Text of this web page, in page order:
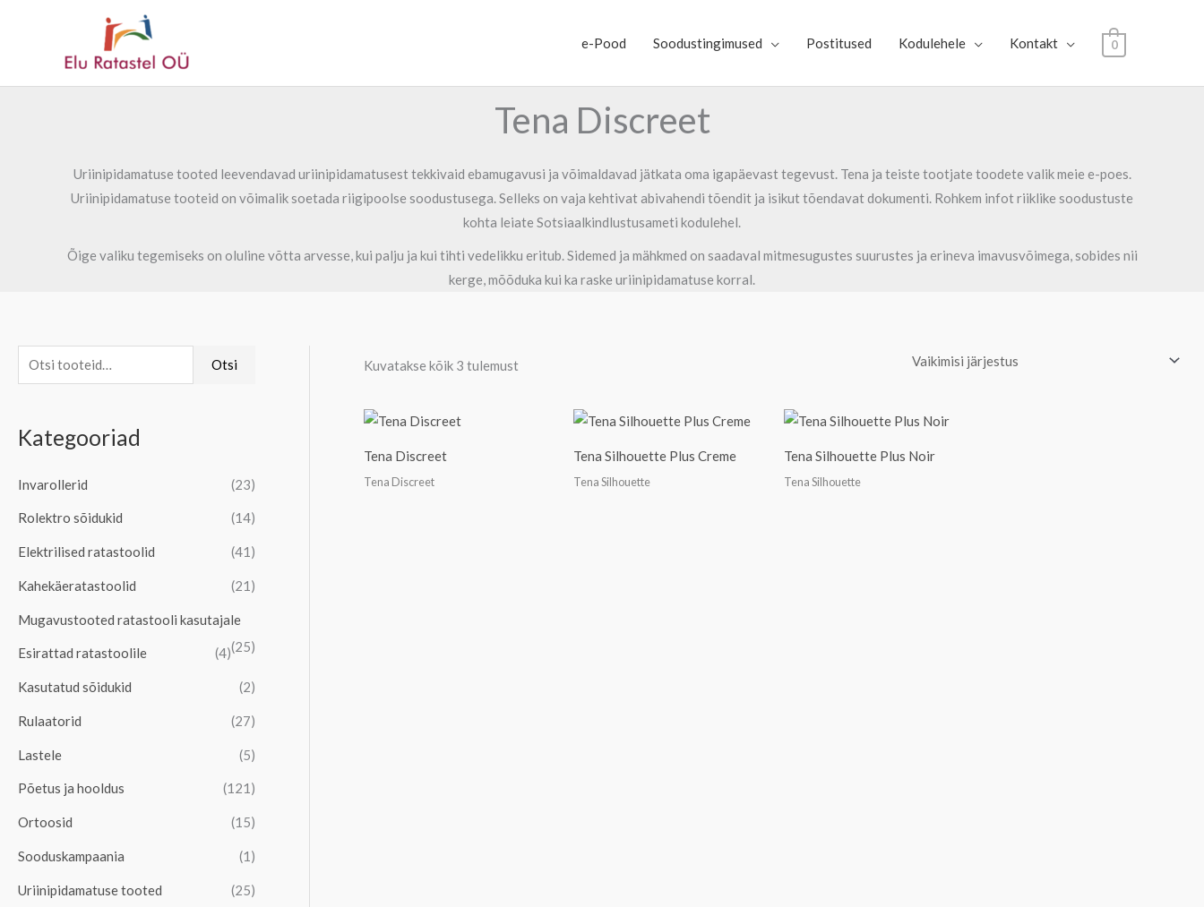
e-Pood Soodustingimused Postitused Kodulehele Kontakt 0
Tena Discreet
Uriinipidamatuse tooted leevendavad uriinipidamatusest tekkivaid ebamugavusi ja võimaldavad jätkata oma igapäevast tegevust. Tena ja teiste tootjate toodete valik meie e-poes.
Uriinipidamatuse tooteid on võimalik soetada riigipoolse soodustusega. Selleks on vaja kehtivat abivahendi tõendit ja isikut tõendavat dokumenti. Rohkem infot riiklike soodustuste
kohta leiate Sotsiaalkindlustusameti kodulehel.
Õige valiku tegemiseks on oluline võtta arvesse, kui palju ja kui tihti vedelikku eritub. Sidemed ja mähkmed on saadaval mitmesugustes suurustes ja erineva imavusvõimega, sobides nii
kerge, mõõduka kui ka raske uriinipidamatuse korral.
t
Otsi
Kategooriad
Invarollerid (23)
Rolektro sõidukid (14)
Elektrilised ratastoolid (41)
Kahekäeratastoolid (21)
Mugavustooted ratastooli kasutajale
(25)
Esirattad ratastoolile (4)
Kasutatud sõidukid (2)
Rulaatorid (27)
Lastele (5)
Põetus ja hooldus (121)
Ortoosid (15)
Sooduskampaania (1)
Uriinipidamatuse tooted
(25)
Kuvatakse kõik 3 tulemust
Tena Discreet
Tena Discreet
Tena Silhouette Plus Creme
Tena Silhouette
Tena Silhouette Plus Noir
Tena Silhouette